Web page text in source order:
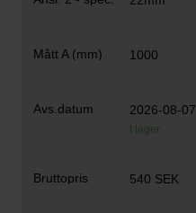
1000
2026-08-07
I lager
540 SEK